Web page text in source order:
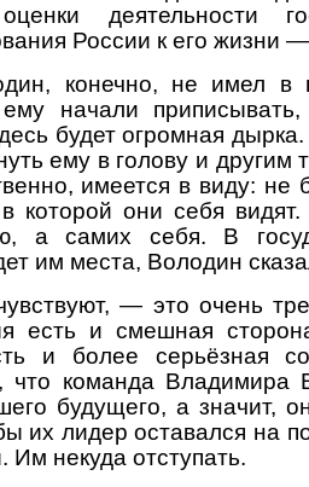
оценки деятельности
России к его жизни
конечно, не имел в
начали
будет огромная
ему в голову и другим
имеется в виду:
которой они себя
а самих себя. В
им места, Володин
— это очень
есть и смешная
и более серьёзная
что команда Владимира
будущего, а значит,
их лидер оставался на
Им некуда отступать.